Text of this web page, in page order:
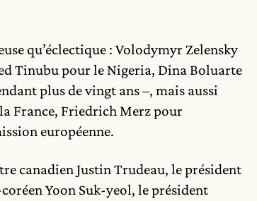
qu’éclectique : Volodymyr Zelensky
Tinubu pour le Nigeria, Dina Boluarte
plus de vingt ans –, mais aussi
France, Friedrich Merz pour
européenne.
canadien Justin Trudeau, le président
Yoon Suk-yeol, le président